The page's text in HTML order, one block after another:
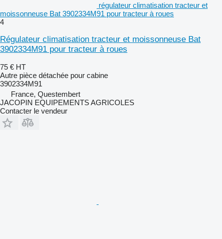
régulateur climatisation tracteur et
moissonneuse Bat 3902334M91 pour tracteur à roues
4
Régulateur climatisation tracteur et moissonneuse Bat
3902334M91 pour tracteur à roues
75 € HT
Autre pièce détachée pour cabine
3902334M91
France, Questembert
JACOPIN EQUIPEMENTS AGRICOLES
Contacter le vendeur